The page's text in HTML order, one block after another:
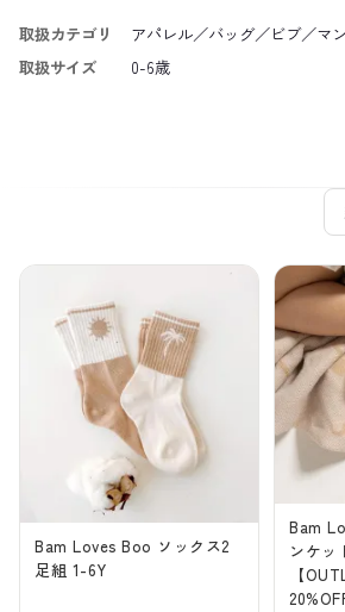
取扱カテゴリ
アパレル／バッグ／ビブ／マ
取扱サイズ
0-6歳
Bam Loves Boo ソックス2
足組 1-6Y
Bam
ンケッ
【